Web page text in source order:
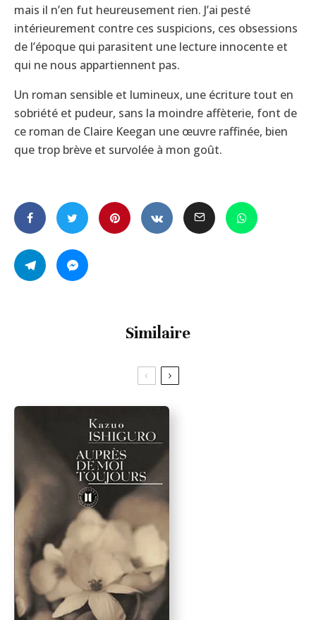
mais il n’en fut heureusement rien. J’ai pesté
intérieurement contre ces suspicions, ces obsessions
de l’époque qui parasitent une lecture innocente et
qui ne nous appartiennent pas.
Un roman sensible et lumineux, une écriture tout en
sobriété et pudeur, sans la moindre affèterie, font de
ce roman de Claire Keegan une œuvre raffinée, bien
que trop brève et survolée à mon goût.
Similaire